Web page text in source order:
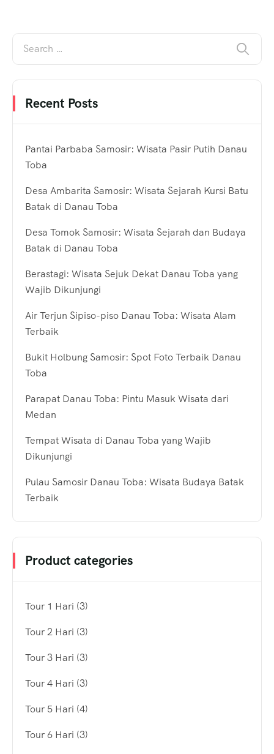
Recent Posts
Pantai Parbaba Samosir: Wisata Pasir Putih Danau
Toba
Desa Ambarita Samosir: Wisata Sejarah Kursi Batu
Batak di Danau Toba
Desa Tomok Samosir: Wisata Sejarah dan Budaya
Batak di Danau Toba
Berastagi: Wisata Sejuk Dekat Danau Toba yang
Wajib Dikunjungi
Air Terjun Sipiso-piso Danau Toba: Wisata Alam
Terbaik
Bukit Holbung Samosir: Spot Foto Terbaik Danau
Toba
Parapat Danau Toba: Pintu Masuk Wisata dari
Medan
Tempat Wisata di Danau Toba yang Wajib
Dikunjungi
Pulau Samosir Danau Toba: Wisata Budaya Batak
Terbaik
Product categories
Tour 1 Hari (3)
Tour 2 Hari (3)
Tour 3 Hari (3)
Tour 4 Hari (3)
Tour 5 Hari (4)
Tour 6 Hari (3)